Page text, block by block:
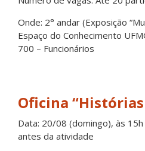
Onde: 2° andar (Exposição
Espaço do Conhecimento
700 – Funcionários
Oficina
Data: 20/08 (domingo), às
antes da atividade